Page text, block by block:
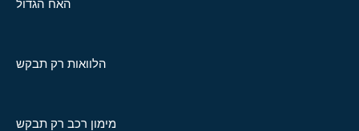
האח הגדול
הלוואות רק תבקש
מימון רכב רק תבקש